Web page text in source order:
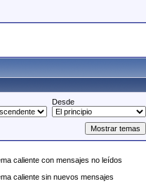
Desde
caliente con mensajes no leídos
caliente sin nuevos mensajes